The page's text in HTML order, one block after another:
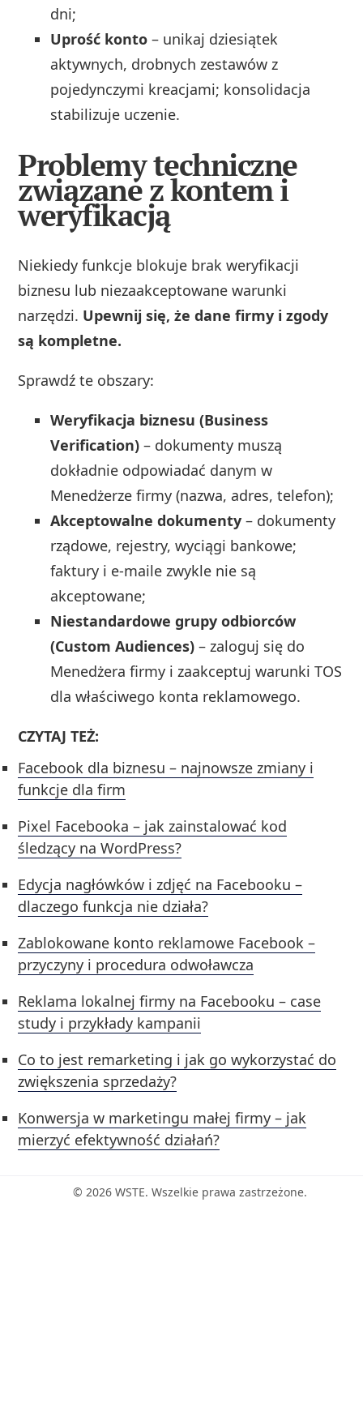
dni;
Uprość konto – unikaj dziesiątek
aktywnych, drobnych zestawów z
pojedynczymi kreacjami; konsolidacja
stabilizuje uczenie.
Problemy techniczne
związane z kontem i
weryfikacją
Niekiedy funkcje blokuje brak weryfikacji
biznesu lub niezaakceptowane warunki
narzędzi. Upewnij się, że dane firmy i zgody
są kompletne.
Sprawdź te obszary:
Weryfikacja biznesu (Business
Verification) – dokumenty muszą
dokładnie odpowiadać danym w
Menedżerze firmy (nazwa, adres, telefon);
Akceptowalne dokumenty – dokumenty
rządowe, rejestry, wyciągi bankowe;
faktury i e‑maile zwykle nie są
akceptowane;
Niestandardowe grupy odbiorców
(Custom Audiences) – zaloguj się do
Menedżera firmy i zaakceptuj warunki TOS
dla właściwego konta reklamowego.
CZYTAJ TEŻ:
Facebook dla biznesu – najnowsze zmiany i
funkcje dla firm
Pixel Facebooka – jak zainstalować kod
śledzący na WordPress?
Edycja nagłówków i zdjęć na Facebooku –
dlaczego funkcja nie działa?
Zablokowane konto reklamowe Facebook –
przyczyny i procedura odwoławcza
Reklama lokalnej firmy na Facebooku – case
study i przykłady kampanii
Co to jest remarketing i jak go wykorzystać do
zwiększenia sprzedaży?
Konwersja w marketingu małej firmy – jak
mierzyć efektywność działań?
© 2026 WSTE. Wszelkie prawa zastrzeżone.